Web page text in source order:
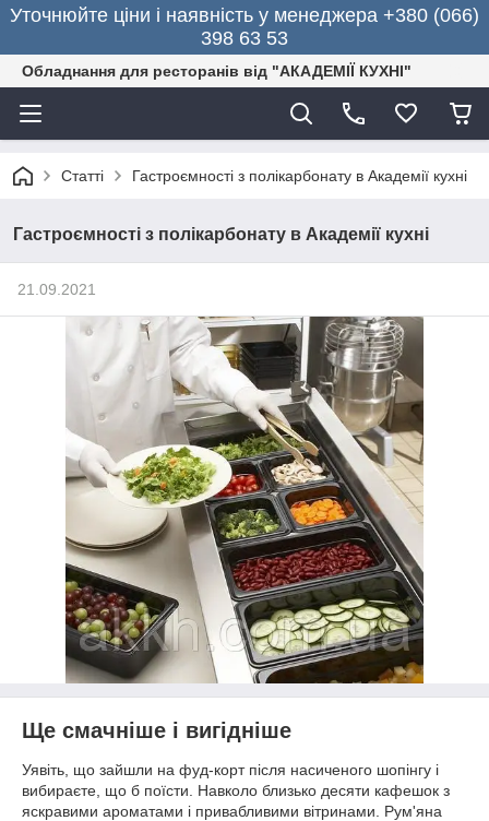
Уточнюйте ціни і наявність у менеджера +380 (066)
398 63 53
Обладнання для ресторанів від "АКАДЕМІЇ КУХНІ"
Статті Гастроємності з полікарбонату в Академії кухні
Гастроємності з полікарбонату в Академії кухні
21.09.2021
Ще смачніше і вигідніше
Уявіть, що зайшли на фуд-корт після насиченого шопінгу і
вибираєте, що б поїсти. Навколо близько десяти кафешок з
яскравими ароматами і привабливими вітринами. Рум'яна